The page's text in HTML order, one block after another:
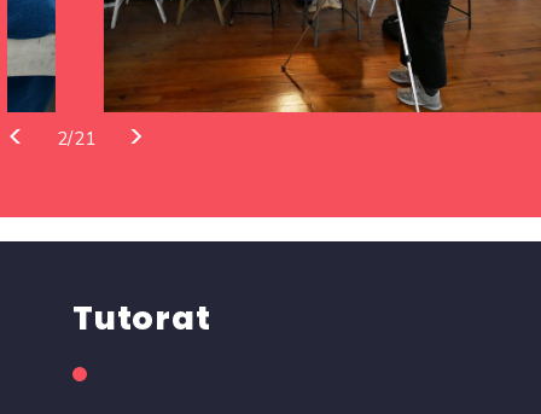
< 3/21 >
Tutorat